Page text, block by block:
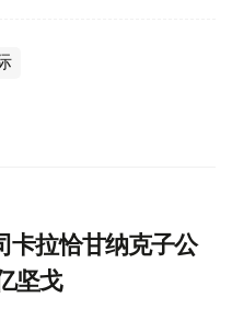
卡拉恰甘纳克子公
坚戈